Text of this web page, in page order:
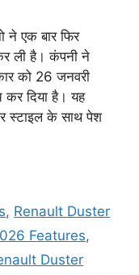
एक बार फिर
ली है। कंपनी ने
को 26 जनवरी
दिया है। यह
स्टाइल के साथ पेश
, Renault Duster
Features,
Duster